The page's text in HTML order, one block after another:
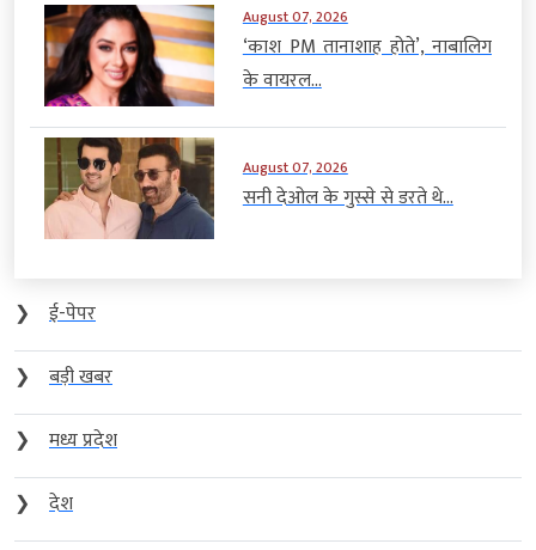
August 07, 2026
‘काश PM तानाशाह होते’, नाबालिग
के वायरल...
August 07, 2026
सनी देओल के गुस्से से डरते थे...
❯
ई-पेपर
❯
बड़ी खबर
❯
मध्य प्रदेश
❯
देश